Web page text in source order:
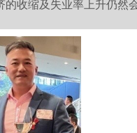
收缩及失业率上升仍然